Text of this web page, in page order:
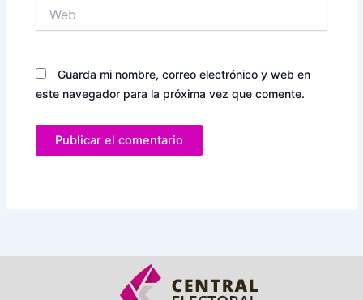
Guarda mi nombre, correo electrónico y web en
este navegador para la próxima vez que comente.